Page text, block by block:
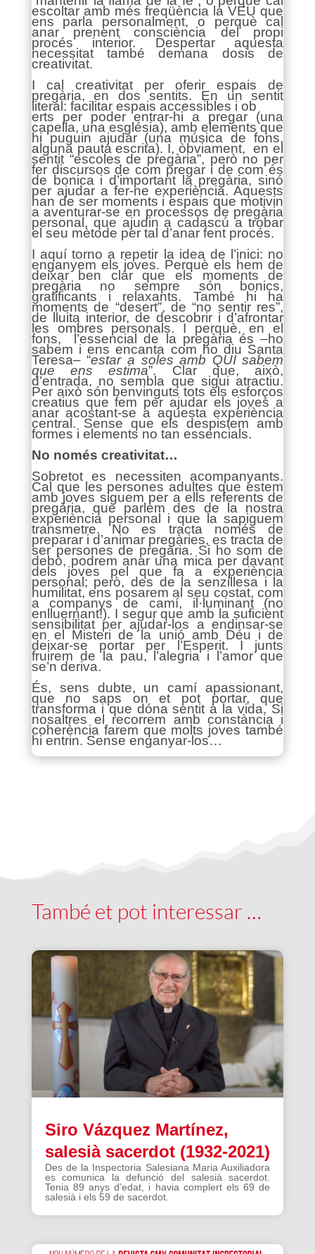
escoltar amb més freqüència la VEU que
ens parla personalment, o perquè cal
anar prenent consciència del propi
procés interior. Despertar aquesta
necessitat també demana dosis de
creativitat.
I cal creativitat per oferir espais de
pregària, en dos sentits. En un sentit
literal: facilitar espais accessibles i ob
erts per poder entrar-hi a pregar (una
capella, una església), amb elements que
hi puguin ajudar (una música de fons,
alguna pauta escrita). I, òbviament, en el
sentit “escoles de pregària”, però no per
fer discursos de com pregar i de com és
de bonica i d’important la pregària, sinó
per ajudar a fer-ne experiència. Aquests
han de ser moments i espais que motivin
a aventurar-se en processos de pregària
personal, que ajudin a cadascú a trobar
el seu mètode per tal d’anar fent procés.
I aquí torno a repetir la idea de l’inici: no
enganyem els joves. Perquè els hem de
deixar ben clar que els moments de
pregària no sempre són bonics,
gratificants i relaxants. També hi ha
moments de “desert”, de “no sentir res”,
de lluita interior, de descobrir i d’afrontar
les ombres personals. I perquè, en el
fons, l’essencial de la pregària és –ho
sabem i ens encanta com ho diu Santa
Teresa– “estar a soles amb QUI sabem
que ens estima”. Clar que, això,
d’entrada, no sembla que sigui atractiu.
Per això són benvinguts tots els esforços
creatius que fem per ajudar els joves a
anar acostant-se a aquesta experiència
central. Sense que els despistem amb
formes i elements no tan essencials.
No només creativitat…
Sobretot es necessiten acompanyants.
Cal que les persones adultes que estem
amb joves siguem per a ells referents de
pregària, que parlem des de la nostra
experiència personal i que la sapiguem
transmetre. No es tracta només de
preparar i d’animar pregàries, es tracta de
ser persones de pregària. Si ho som de
debò, podrem anar una mica per davant
dels joves pel que fa a experiència
personal; però, des de la senzillesa i la
humilitat, ens posarem al seu costat, com
a companys de camí, il·luminant (no
enlluernant!). I segur que amb la suficient
sensibilitat per ajudar-los a endinsar-se
en el Misteri de la unió amb Déu i de
deixar-se portar per l’Esperit. I junts
fruirem de la pau, l’alegria i l’amor que
se’n deriva.
És, sens dubte, un camí apassionant,
que no saps on et pot portar, que
transforma i que dóna sentit a la vida. Si
nosaltres el recorrem amb constància i
coherència farem que molts joves també
hi entrin. Sense enganyar-los…
També et pot interessar …
Siro Vázquez Martínez,
salesià sacerdot (1932-2021)
Des de la Inspectoria Salesiana Maria Auxiliadora
es comunica la defunció del salesià sacerdot.
Tenia 89 anys d’edat, i havia complert els 69 de
salesià i els 59 de sacerdot.